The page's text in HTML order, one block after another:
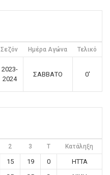
Σεζόν Ημέρα Αγώνα Τελικό
2023-
2024
ΣΑΒΒΑΤΟ 0'
2 3 T Κατάληξη
15 19 0
ΗΤΤΑ